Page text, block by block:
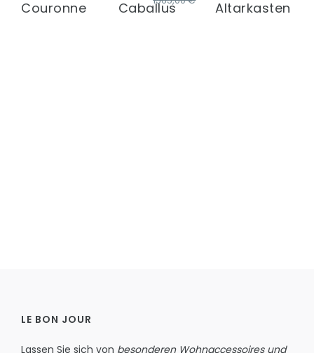
Couronne
Caballus
Altarkasten
LE BON JOUR
Lassen Sie sich von besonderen Wohnaccessoires und